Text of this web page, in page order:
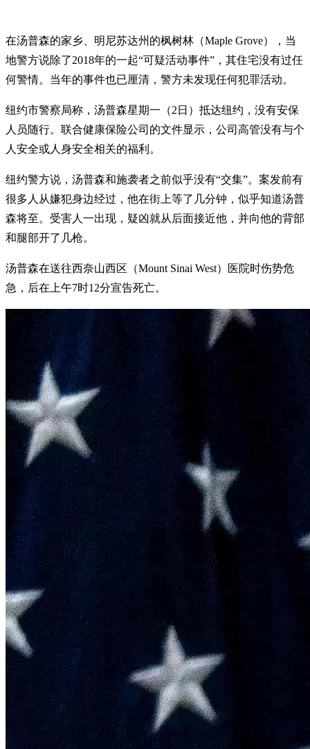
在汤普森的家乡、明尼苏达州的枫树林（Maple Grove），当
地警方说除了2018年的一起“可疑活动事件”，其住宅没有过任
何警情。当年的事件也已厘清，警方未发现任何犯罪活动。
纽约市警察局称，汤普森星期一（2日）抵达纽约，没有安保
人员随行。联合健康保险公司的文件显示，公司高管没有与个
人安全或人身安全相关的福利。
纽约警方说，汤普森和施袭者之前似乎没有“交集”。案发前有
很多人从嫌犯身边经过，他在街上等了几分钟，似乎知道汤普
森将至。受害人一出现，疑凶就从后面接近他，并向他的背部
和腿部开了几枪。
汤普森在送往西奈山西区（Mount Sinai West）医院时伤势危
急，后在上午7时12分宣告死亡。